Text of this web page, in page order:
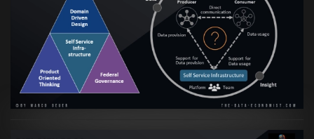
Artikel:Data Mesh Ökosysteme: Die
Transformation zur Data Inspired Human
Culture
VIEW